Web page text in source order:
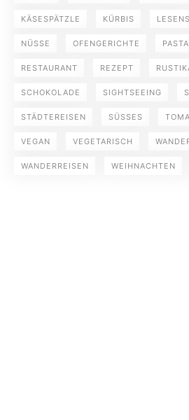
KÄSESPÄTZLE KÜRBIS
NÜSSE OFENGERICHTE PASTA
RESTAURANT REZEPT
SCHOKOLADE SIGHTSEEING
STÄDTEREISEN SÜSSES
VEGAN VEGETARISCH
WANDERREISEN WEIHNACHTEN